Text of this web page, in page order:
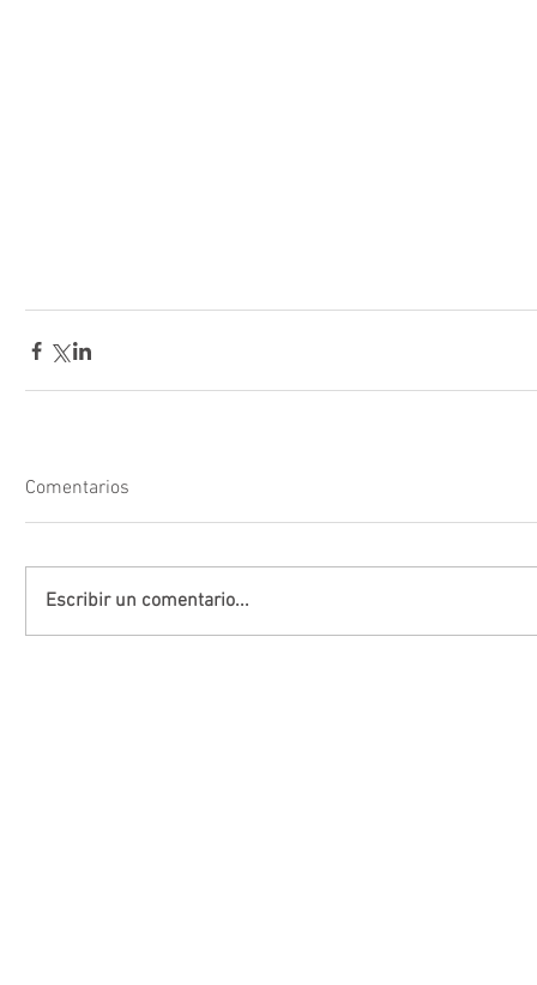
Comentarios
Escribir un comentario...